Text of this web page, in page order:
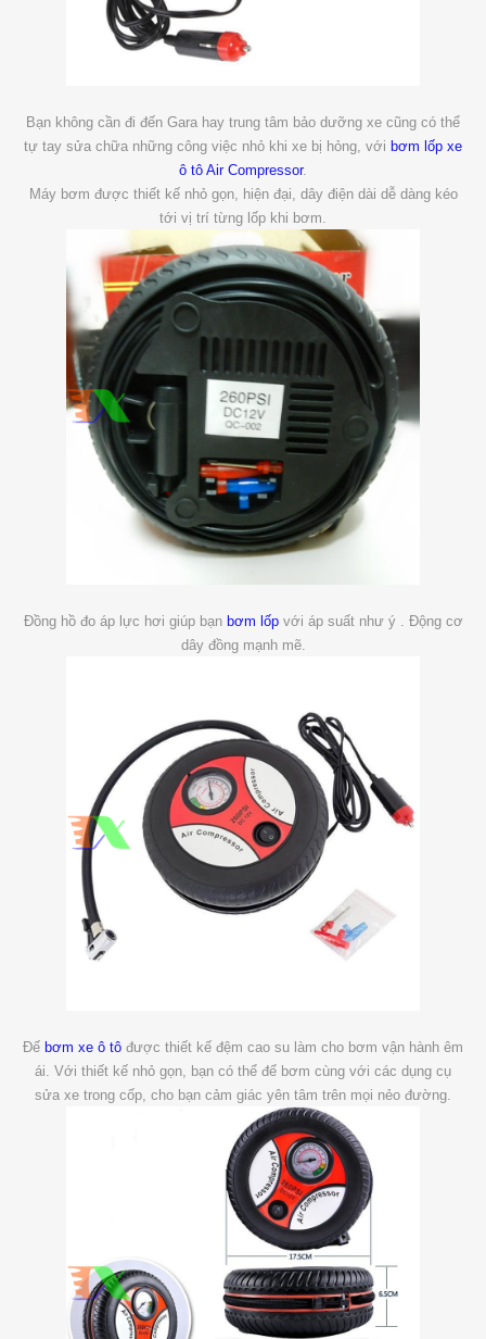
Bạn không cần đi đến Gara hay trung tâm bảo dưỡng xe cũng có thể
tự tay sửa chữa những công việc nhỏ khi xe bị hỏng, với bơm lốp xe
ô tô Air Compressor.
Máy bơm được thiết kế nhỏ gọn, hiện đại, dây điện dài dễ dàng kéo
tới vị trí từng lốp khi bơm.
Đồng hồ đo áp lực hơi giúp bạn bơm lốpvới áp suất như ý . Động cơ
dây đồng mạnh mẽ.
Đế bơm xe ô tô được thiết kế đệm cao su làm cho bơm vận hành êm
ái. Với thiết kế nhỏ gọn, bạn có thể để bơm cùng với các dụng cụ
sửa xe trong cốp, cho bạn cảm giác yên tâm trên mọi nẻo đường.